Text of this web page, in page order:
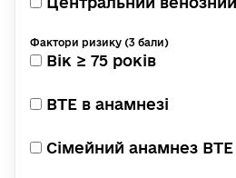
Фактори ризику (3 бали)
Вік ≥ 75 років
ВТЕ в анамнезі
Сімейний анамнез ВТЕ